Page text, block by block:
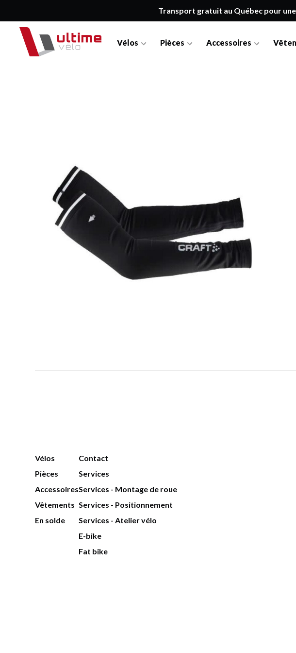
Transport gratuit au Québec pour
Vélos Pièces Accessoires
Vélos
Pièces
Accessoires
Vêtements
En solde
Contact
Services
Services - Montage de roue
Services - Positionnement
Services - Atelier vélo
E-bike
Fat bike